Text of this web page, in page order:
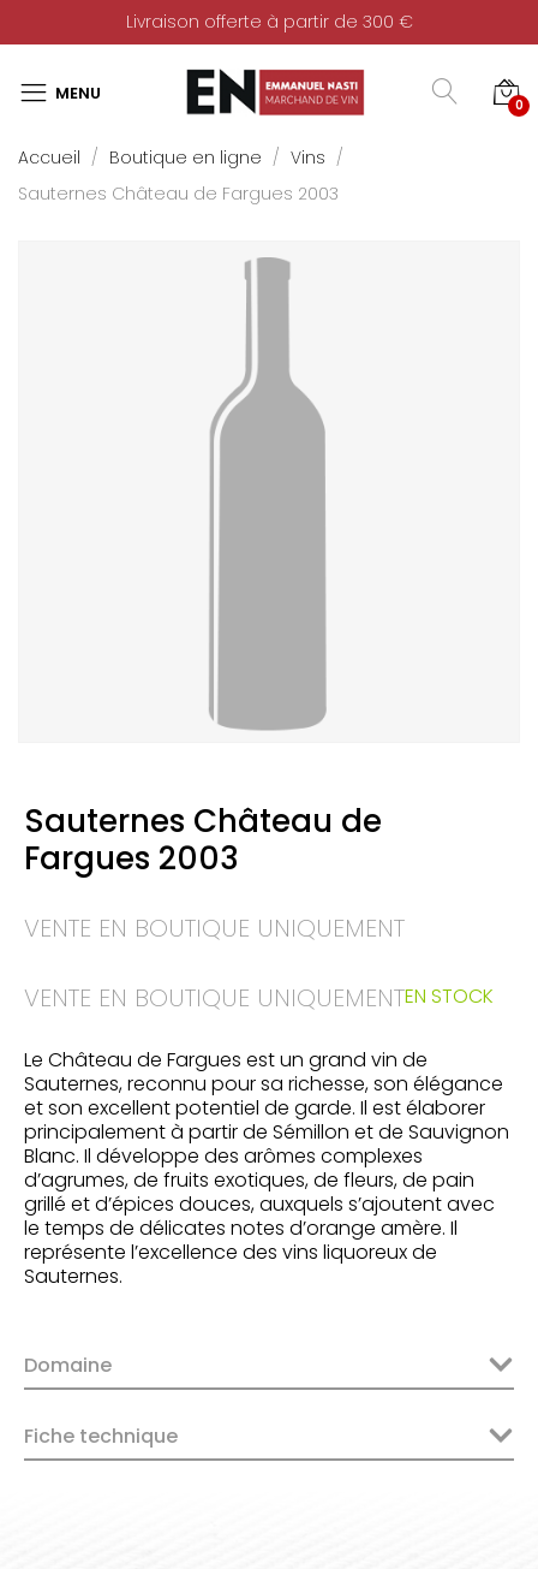
Livraison offerte à partir de 300 €
0
Accueil Boutique en ligne
Vins
Sauternes Château de Fargues 2003
Sauternes Château de
Fargues 2003
VENTE EN BOUTIQUE UNIQUEMENT
VENTE EN BOUTIQUE UNIQUEMENTEN STOCK
Le Château de Fargues est un grand vin de
Sauternes, reconnu pour sa richesse, son élégance
et son excellent potentiel de garde. Il est élaborer
principalement à partir de Sémillon et de Sauvignon
Blanc. Il développe des arômes complexes
d’agrumes, de fruits exotiques, de fleurs, de pain
grillé et d’épices douces, auxquels s’ajoutent avec
le temps de délicates notes d’orange amère. Il
représente l’excellence des vins liquoreux de
Sauternes.
Domaine
Fiche technique